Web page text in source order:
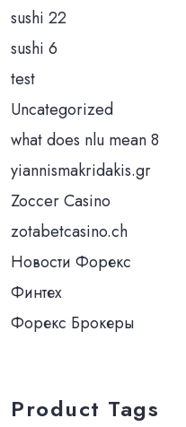
sushi 22
sushi 6
test
Uncategorized
what does nlu mean 8
yiannismakridakis.gr
Zoccer Casino
zotabetcasino.ch
Новости Форекс
Финтех
Форекс Брокеры
Product Tags